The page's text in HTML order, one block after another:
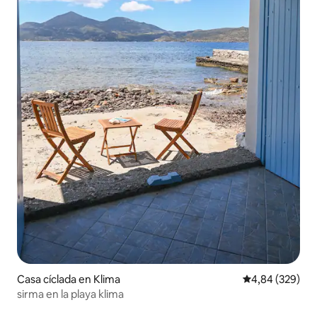
Casa cíclada en Klima Calificación
4,84 (329)
sirma en la playa klima